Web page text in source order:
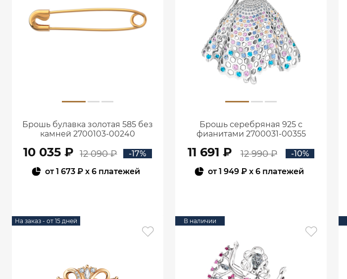
Брошь булавка золотая 585 без
камней 2700103-00240
10 035 ₽ 12 090 ₽
-17%
от1 673 ₽x 6 платежей
Брошь серебряная 925 с
фианитами 2700031-00355
11 691 ₽ 12 990 ₽
-10%
от1 949 ₽x 6 платежей
На заказ - от 15 дней В наличии